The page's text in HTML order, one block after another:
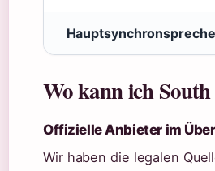
Wo kann ich
Offizielle Anbieter im
Wir haben die legalen